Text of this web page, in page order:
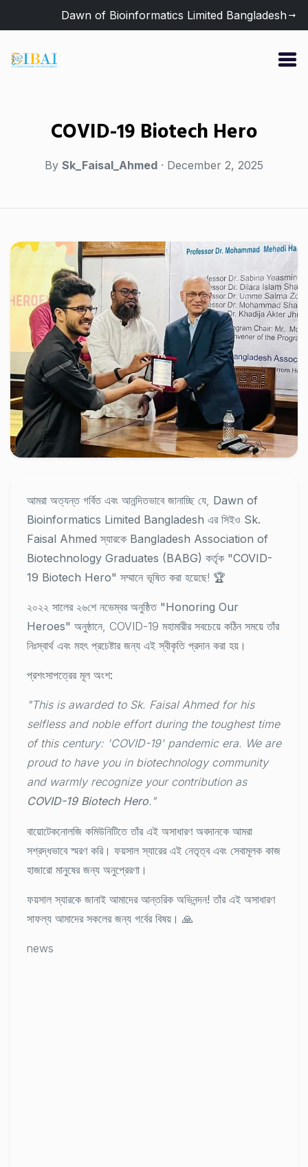
Dawn of Bioinformatics Limited Bangladesh
COVID-19 Biotech Hero
By Sk_Faisal_Ahmed · December 2, 2025
আমরা অত্যন্ত গর্বিত এবং আনন্দিতভাবে জানাচ্ছি যে, Dawn of
Bioinformatics Limited Bangladesh এর সিইও Sk.
Faisal Ahmed স্যারকে Bangladesh Association of
Biotechnology Graduates (BABG) কর্তৃক "COVID-
19 Biotech Hero" সম্মানে ভূষিত করা হয়েছে! 🏆
২০২২ সালের ২৬শে নভেম্বর অনুষ্ঠিত "Honoring Our
Heroes" অনুষ্ঠানে, COVID-19 মহামারীর সবচেয়ে কঠিন সময়ে তাঁর
নিঃস্বার্থ এবং মহৎ প্রচেষ্টারজন্য এই স্বীকৃতি প্রদান করা হয়।
প্রশংসাপত্রের মূল অংশ:
"This is awarded to Sk. Faisal Ahmed for his
selfless and noble effort during the toughest time
of this century: 'COVID-19' pandemic era. We are
proud to have you in biotechnology community
and warmly recognize your contribution as
COVID-19 Biotech Hero."
বায়োটেকনোলজি কমিউনিটিতে তাঁর এই অসাধারণ অবদানকে আমরা
সশ্রদ্ধভাবে স্মরণ করি। ফয়সাল স্যারের এই নেতৃত্ব এবং সেবামূলক কাজ
হাজারো মানুষের জন্য অনুপ্রেরণা।
ফয়সাল স্যারকে জানাই আমাদের আন্তরিক অভিনন্দন! তাঁর এই অসাধারণ
সাফল্য আমাদের সকলের জন্য গর্বের বিষয়। 🙏
news